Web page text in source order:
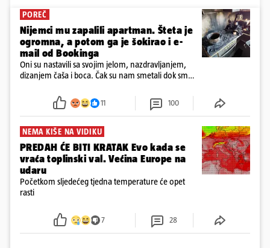
POREČ
Nijemci mu zapalili apartman. Šteta je
ogromna, a potom ga je šokirao i e-
mail od Bookinga
Oni su nastavili sa svojim jelom, nazdravljanjem,
dizanjem čaša i boca. Čak su nam smetali dok smo
požar, rekao je vlasnik
11 100
NEMA KIŠE NA VIDIKU
PREDAH ĆE BITI KRATAK Evo kada se
vraća toplinski val. Većina Europe na
udaru
Početkom sljedećeg tjedna temperature će opet
rasti
7 28